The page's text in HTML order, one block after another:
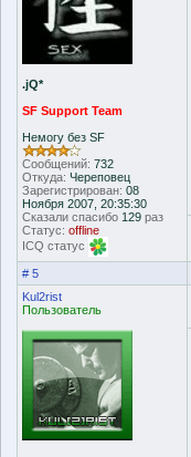
.jQ*
SF Support Team
Немогу без SF
Сообщений: 732
Откуда: Череповец
Зарегистрирован: 08
Ноября 2007, 20:35:30
Сказали спасибо 129 раз
Статус: offline
ICQ статус
# 5
Kul2rist
Пользователь